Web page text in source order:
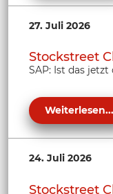
27. Juli 2026
Stockstreet
SAP: Ist das
Weiterlesen...
24. Juli 2026
Stockstreet